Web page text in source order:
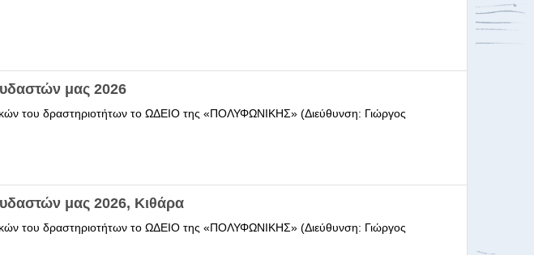
μας 2026
του δραστηριοτήτων το ΩΔΕΙΟ της «ΠΟΛΥΦΩΝΙΚΗΣ» (Διεύθυνση: Γιώργος
μας 2026, Κιθάρα
του δραστηριοτήτων το ΩΔΕΙΟ της «ΠΟΛΥΦΩΝΙΚΗΣ» (Διεύθυνση: Γιώργος